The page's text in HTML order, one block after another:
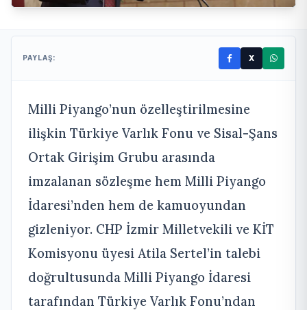
PAYLAŞ: X
Milli Piyango’nun özelleştirilmesine
ilişkin Türkiye Varlık Fonu ve Sisal-Şans
Ortak Girişim Grubu arasında
imzalanan sözleşme hem Milli Piyango
İdaresi’nden hem de kamuoyundan
gizleniyor. CHP İzmir Milletvekili ve KİT
Komisyonu üyesi Atila Sertel’in talebi
doğrultusunda Milli Piyango İdaresi
tarafından Türkiye Varlık Fonu’ndan